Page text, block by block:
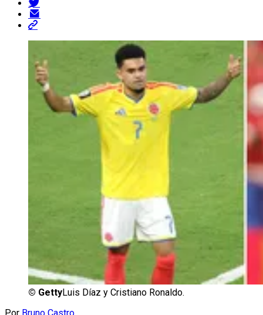
Ad Choices
Bolavip, al igual que Futbol Sites, es una compañía
perteneciente a Better Collective. Todos los derechos
reservados
Los juegos y apuestas deportivas a distancia realizados en